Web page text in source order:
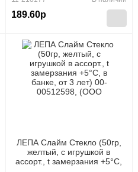
189.60р
ЛЕПА Слайм Стекло (50гр,
желтый, с игрушкой в
ассорт., t замерзания +5°C,